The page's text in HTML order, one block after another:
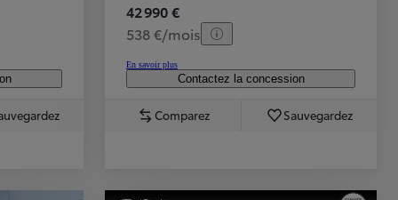
42 990 €
538 €/mois
En savoir plus
Contactez la concession
Comparez Sauvegardez